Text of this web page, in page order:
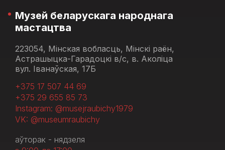
Музей беларускага народнага
мастацтва
223054, Мінская вобласць, Мінскі раён,
Астрашыцка-Гарадоцкі в/с, в. Аколіца
вул. Іванаўская, 17Б
+375 17 507 44 69
+375 29 655 85 73
Instagram: @musejraubichy1979
VK: @museumraubichy
аўторак - нядзеля